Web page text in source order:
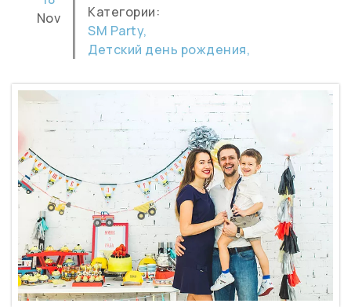
Nov
Категории:
SM Party,
Детский день рождения,